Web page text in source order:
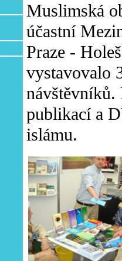
Muslimská
účastní
Praze -
vystavovalo
návštěvníků.
publikací a
islámu.